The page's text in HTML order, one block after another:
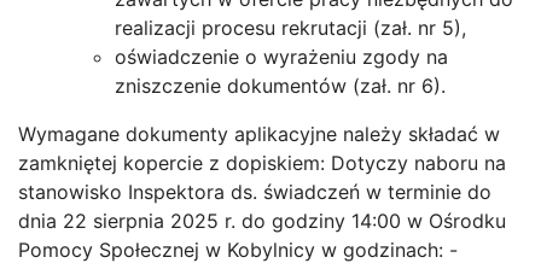
realizacji procesu rekrutacji (zał. nr 5),
oświadczenie o wyrażeniu zgody na
zniszczenie dokumentów (zał. nr 6).
Wymagane dokumenty aplikacyjne należy składać w
zamkniętej kopercie z dopiskiem: Dotyczy naboru na
stanowisko Inspektora ds. świadczeń w terminie do
dnia 22 sierpnia 2025 r. do godziny 14:00 w Ośrodku
Pomocy Społecznej w Kobylnicy w godzinach: -